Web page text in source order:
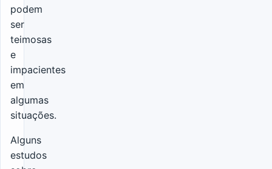
podem
ser
teimosas
e
impacientes
em
algumas
situações.
Alguns
estudos